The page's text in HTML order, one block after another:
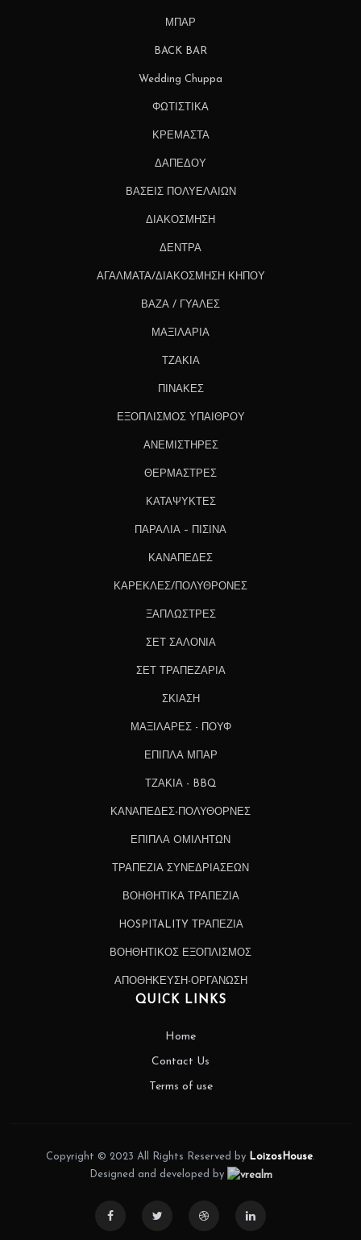
ΜΠΑΡ
BACK BAR
Wedding Chuppa
ΦΩΤΙΣΤΙΚΑ
ΚΡΕΜΑΣΤΑ
ΔΑΠΕΔΟΥ
ΒΑΣΕΙΣ ΠΟΛΥΕΛΑΙΩΝ
ΔΙΑΚΟΣΜΗΣΗ
ΔΕΝΤΡΑ
ΑΓΑΛΜΑΤΑ/ΔΙΑΚΟΣΜΗΣΗ ΚΗΠΟΥ
ΒΑΖΑ / ΓΥΑΛΕΣ
ΜΑΞΙΛΑΡΙΑ
ΤΖΑΚΙΑ
ΠΙΝΑΚΕΣ
ΕΞΟΠΛΙΣΜΟΣ ΥΠΑΙΘΡΟΥ
ΑΝΕΜΙΣΤΗΡΕΣ
ΘΕΡΜΑΣΤΡΕΣ
ΚΑΤΑΨΥΚΤΕΣ
ΠΑΡΑΛΙΑ – ΠΙΣΙΝΑ
ΚΑΝΑΠΕΔΕΣ
ΚΑΡΕΚΛΕΣ/ΠΟΛΥΘΡΟΝΕΣ
ΞΑΠΛΩΣΤΡΕΣ
ΣΕΤ ΣΑΛΟΝΙΑ
ΣΕΤ ΤΡΑΠΕΖΑΡΙΑ
ΣΚΙΑΣΗ
ΜΑΞΙΛΑΡΕΣ - ΠΟΥΦ
ΕΠΙΠΛΑ ΜΠΑΡ
ΤΖΑΚΙΑ - BBQ
ΚΑΝΑΠΕΔΕΣ-ΠΟΛΥΘΟΡΝΕΣ
ΕΠΙΠΛΑ OΜΙΛΗΤΩΝ
ΤΡΑΠΕΖΙΑ ΣΥΝΕΔΡΙΑΣΕΩΝ
ΒΟΗΘΗΤΙΚΑ ΤΡΑΠΕΖΙΑ
HOSPITALITY ΤΡΑΠΕΖΙΑ
ΒΟΗΘΗΤΙΚΟΣ ΕΞΟΠΛΙΣΜΟΣ
ΑΠΟΘΗΚΕΥΣΗ-ΟΡΓΑΝΩΣΗ
QUICK LINKS
Home
Contact Us
Terms of use
Copyright © 2023 All Rights Reserved by LoizosHouse.
Designed and developed by